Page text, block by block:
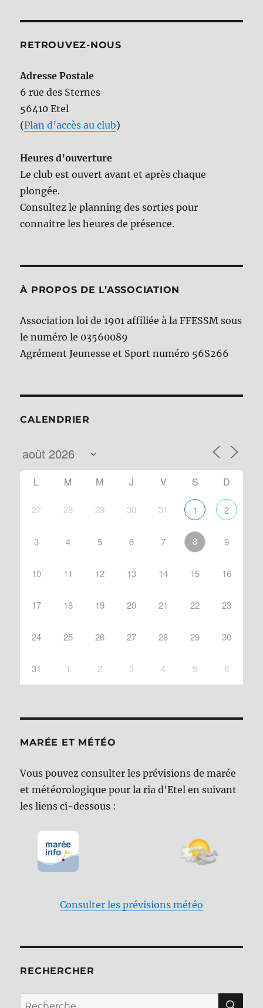
RETROUVEZ-NOUS
Adresse Postale
6 rue des Sternes
56410 Etel
(Plan d’accès au club)
Heures d’ouverture
Le club est ouvert avant et après chaque
plongée.
Consultez le planning des sorties pour
connaitre les heures de présence.
À PROPOS DE L’ASSOCIATION
Association loi de 1901 affiliée à la FFESSM sous
le numéro le 03560089
Agrément Jeunesse et Sport numéro 56S266
CALENDRIER
L M M J V S D
27 28 29 30 31 1 2
3 4 5 6 7 8 9
10 11 12 13 14 15 16
17 18 19 20 21 22 23
24 25 26 27 28 29 30
31 1 2 3 4 5 6
MARÉE ET MÉTÉO
Vous pouvez consulter les prévisions de marée
et météorologique pour la ria d'Etel en suivant
les liens ci-dessous :
Consulter les prévisions météo
RECHERCHER
Recherche